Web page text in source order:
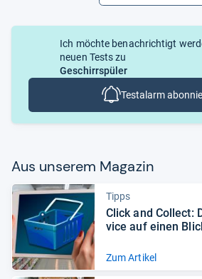
Ich möchte benachrichtigt
neuen Tests zu
Geschirrspüler
Testalarm
Aus unse­rem Maga­zin
Tipps
Click and Col­lect:
vice auf einen
Zum Artikel